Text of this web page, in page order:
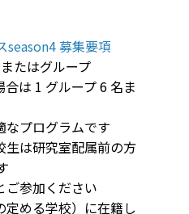
募集要項
たはグループ
は 1 グループ 6 名ま
プログラムです
は研究室配属前の方
参加ください
める学校）に在籍し